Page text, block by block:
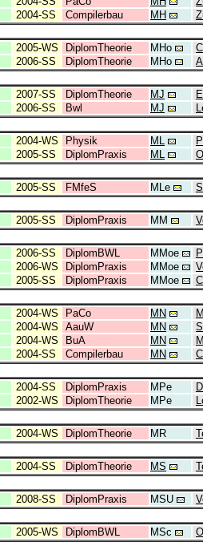
2004-SS Compilerbau MH
2005-WS DiplomTheorie MHo
2006-SS DiplomTheorie MHo
2007-SS DiplomTheorie MJ
2006-SS Bwl MJ
2004-WS Physik ML
2005-SS DiplomPraxis ML
2005-SS FMfeS MLe
2005-SS DiplomPraxis MM
2006-SS DiplomBWL MMoe
2006-WS DiplomPraxis MMoe
2005-SS DiplomPraxis MMoe
2004-WS PaCo MN
2004-WS AauW MN
2004-WS BuA MN
2004-SS Compilerbau MN
2004-SS DiplomPraxis MPe
2002-WS DiplomTheorie MPe
2004-WS DiplomTheorie MR
2004-SS DiplomTheorie MS
2008-SS DiplomPraxis MSU
2005-WS DiplomBWL MSc